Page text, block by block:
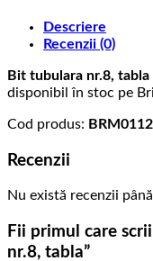
Descriere
Recenzii (0)
Bit tubulara nr.8, tabla
disponibil în stoc pe
Cod produs:
Recenzii
Nu există recenzii
Fii primul care
nr.8, tabla”